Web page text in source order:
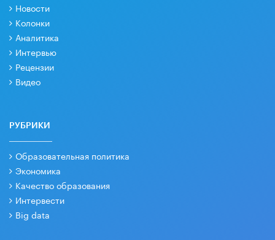
Новости
Колонки
Аналитика
Интервью
Рецензии
Видео
РУБРИКИ
Образовательная политика
Экономика
Качество образования
Интервести
Big data